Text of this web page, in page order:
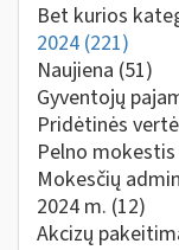
Bet kurios
2024 (221)
Naujiena (51)
Gyventojų
Pridėtinės
Pelno mokestis
Mokesčių
2024 m. (12)
Akcizų